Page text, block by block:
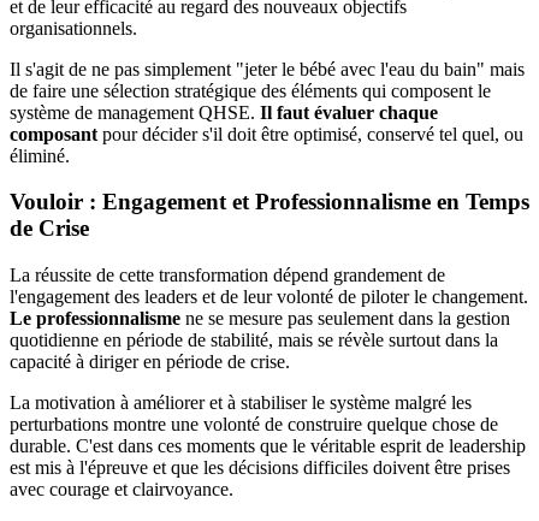
et de leur efficacité au regard des nouveaux objectifs
organisationnels.
Il s'agit de ne pas simplement "jeter le bébé avec l'eau du bain" mais
de faire une sélection stratégique des éléments qui composent le
système de management QHSE. Il faut évaluer chaque
composant pour décider s'il doit être optimisé, conservé tel quel, ou
éliminé.
Vouloir : Engagement et Professionnalisme en Temps
de Crise
La réussite de cette transformation dépend grandement de
l'engagement des leaders et de leur volonté de piloter le changement.
Le professionnalisme ne se mesure pas seulement dans la gestion
quotidienne en période de stabilité, mais se révèle surtout dans la
capacité à diriger en période de crise.
La motivation à améliorer et à stabiliser le système malgré les
perturbations montre une volonté de construire quelque chose de
durable. C'est dans ces moments que le véritable esprit de leadership
est mis à l'épreuve et que les décisions difficiles doivent être prises
avec courage et clairvoyance.